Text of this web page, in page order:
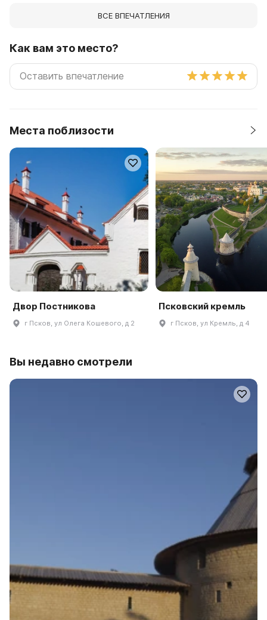
ВСЕ ВПЕЧАТЛЕНИЯ
Как вам это место?
Места поблизости
Двор Постникова
г Псков, ул Олега Кошевого, д 2
Псковский кремль
г Псков, ул Кремль, д 4
Вы недавно смотрели